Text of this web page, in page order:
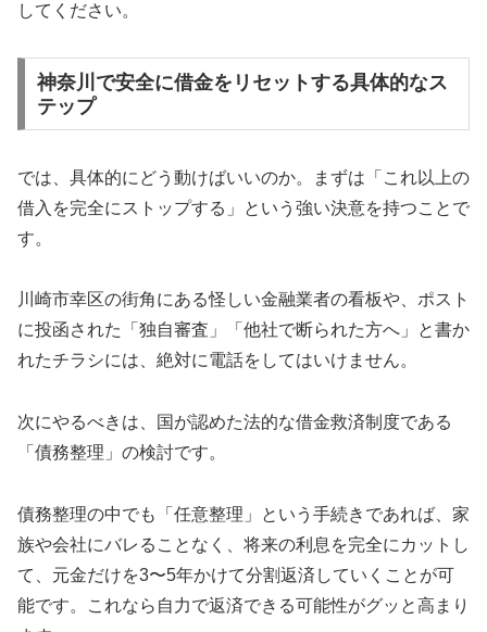
してください。
神奈川で安全に借金をリセットする具体的なス
テップ
では、具体的にどう動けばいいのか。まずは「これ以上の
借入を完全にストップする」という強い決意を持つことで
す。
川崎市幸区の街角にある怪しい金融業者の看板や、ポスト
に投函された「独自審査」「他社で断られた方へ」と書か
れたチラシには、絶対に電話をしてはいけません。
次にやるべきは、国が認めた法的な借金救済制度である
「債務整理」の検討です。
債務整理の中でも「任意整理」という手続きであれば、家
族や会社にバレることなく、将来の利息を完全にカットし
て、元金だけを3〜5年かけて分割返済していくことが可
能です。これなら自力で返済できる可能性がグッと高まり